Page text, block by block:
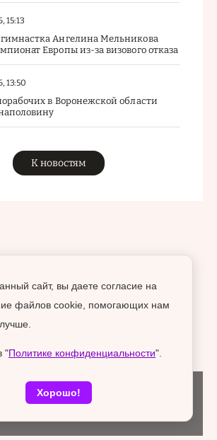
15:13
Ангелина Мельникова
Европы из-за визового отказа
13:50
в Воронежской области
К новостям
сайт, вы даете согласие на
файлов cookie, помогающих нам
"Политике конфиденциальности".
Хорошо!